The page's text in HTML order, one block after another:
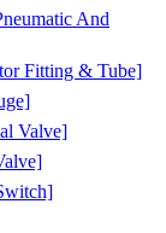
And
Fitting & Tube]
Valve]